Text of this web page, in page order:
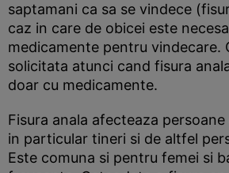
saptamani ca sa se vindece
caz in care de obicei este
medicamente pentru vindecare.
solicitata atunci cand fisura
doar cu medicamente.
Fisura anala afecteaza
in particular tineri si de altfel
Este comuna si pentru femei si